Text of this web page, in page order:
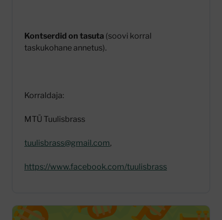
Kontserdid on tasuta (soovi korral
taskukohane annetus).
Korraldaja:
MTÜ Tuulisbrass
tuulisbrass@gmail.com,
https://www.facebook.com/tuulisbrass